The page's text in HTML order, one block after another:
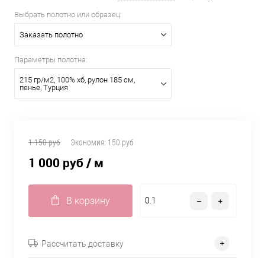
Выбрать полотно или образец:
Заказать полотно
Параметры полотна:
215 гр/м2, 100% хб, рулон 185 см,
пенье, Турция
1 150 руб Экономия: 150 руб
1 000 руб/ м
В корзину
Рассчитать доставку